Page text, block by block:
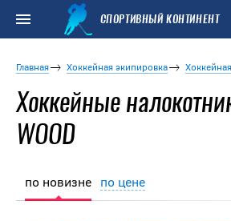
СПОРТИВНЫЙ КОНТИНЕНТ
Главная Хоккейная экипировка
Хоккейные
WOOD
по новизне по цене